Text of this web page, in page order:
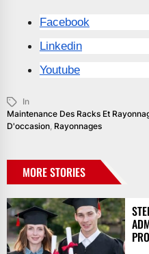
Facebook
Linkedin
Youtube
In
Maintenance Des Racks Et
D'occasion Rayonnages
MORE STORIES